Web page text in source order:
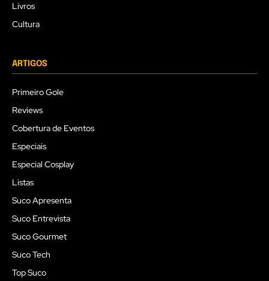
Livros
Cultura
ARTIGOS
Primeiro Gole
Reviews
Cobertura de Eventos
Especiais
Especial Cosplay
Listas
Suco Apresenta
Suco Entrevista
Suco Gourmet
Suco Tech
Top Suco